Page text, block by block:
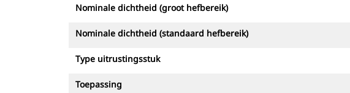
Nominale dichtheid (groot hefbereik)
Nominale dichtheid (standaard hefbereik)
Type uitrustingsstuk
Toepassing